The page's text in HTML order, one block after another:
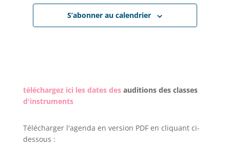
S’abonner au calendrier
téléchargez ici les dates des auditions des classes
d'instruments
Télécharger l'agenda en version PDF en cliquant ci-
dessous :